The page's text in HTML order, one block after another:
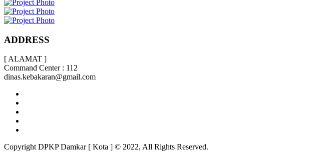
ADDRESS
[ ALAMAT ]
Command Center : 112
dinas.kebakaran@gmail.com
Copyright DPKP Damkar [ Kota ] © 2022, All Rights Reserved.